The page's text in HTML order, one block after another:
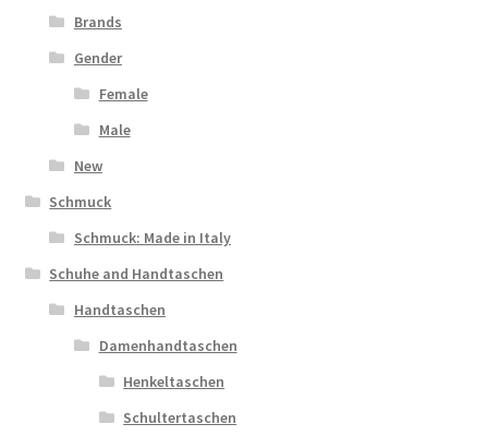
Brands
Gender
Female
Male
New
Schmuck
Schmuck: Made in Italy
Schuhe and Handtaschen
Handtaschen
Damenhandtaschen
Henkeltaschen
Schultertaschen